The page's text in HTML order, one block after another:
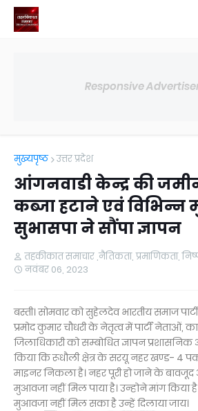
Responsive
मुख्यपृष्ठ उत्तर प्रदेश
आंगनवाडी केन्द्र की
कब्जा हटाने एवं विभिन्न
सुभासपा ने सौंपा ज्ञापन
तहकीकात समाचार ,नैतिकता, प्रमाणिकता,
नवंबर 06, 2023
बस्ती। सोमवार को सुहेलदेव भारतीय समाज
प्रमोद कुमार चौधरी के नेतृत्व में पार्टी नेताओं,
जिलाधिकारी को सम्बोधित ज्ञापन प्रशासनिक
किया कि रूधौली क्षेत्र के सरयू नहर खण्ड- 4
माइनर निकला है। नहर पूरी हो जाने के
मुआवजा नहीं मिल पाया है। उन्होने मांग किया
मुआवजा नहीं मिल सका है उन्हें दिलाया जाय।